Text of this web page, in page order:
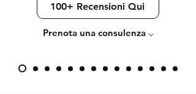
100+ Recensioni Qui
Prenota una consulenza ⌵